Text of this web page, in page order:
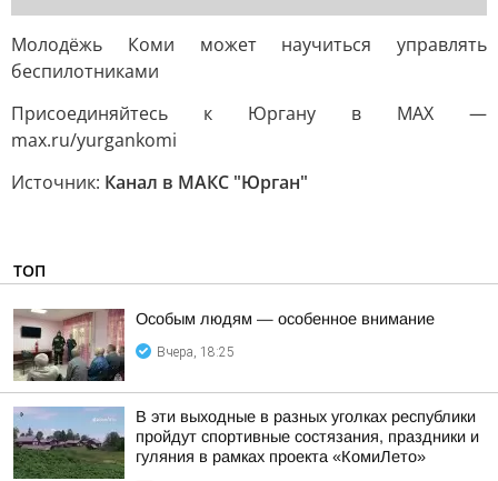
Молодёжь Коми может научиться управлять
беспилотниками
Присоединяйтесь к Юргану в MAX —
max.ru/yurgankomi
Источник: Канал в МАКС "Юрган"
ТОП
Особым людям — особенное внимание
Вчера, 18:25
В эти выходные в разных уголках республики
пройдут спортивные состязания, праздники и
гуляния в рамках проекта «КомиЛето»